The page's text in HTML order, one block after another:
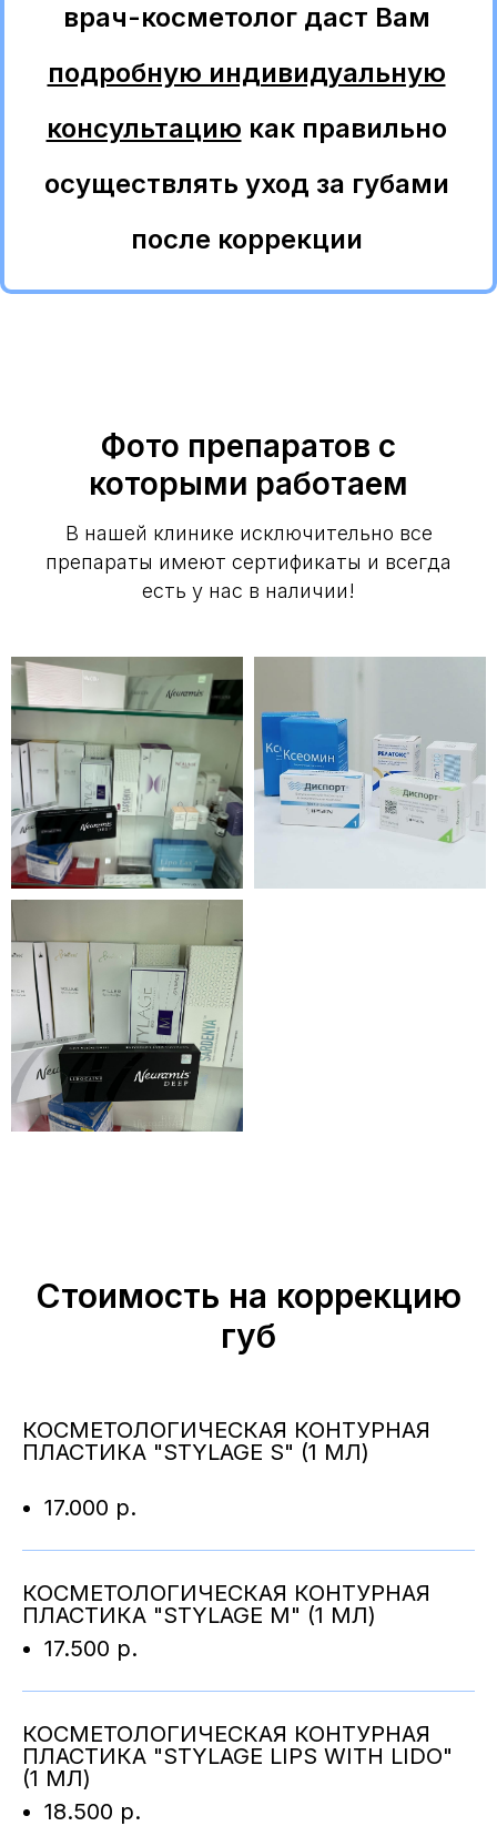
врач-косметолог даст Вам
подробную индивидуальную
консультацию как правильно
осуществлять уход за губами
после коррекции
Фото препаратов с
которыми работаем
В нашей клинике исключительно все
препараты имеют сертификаты и всегда
есть у нас в наличии!
Стоимость на коррекцию
губ
КОСМЕТОЛОГИЧЕСКАЯ КОНТУРНАЯ
ПЛАСТИКА "STYLAGE S" (1 МЛ)
17.000 р.
КОСМЕТОЛОГИЧЕСКАЯ КОНТУРНАЯ
ПЛАСТИКА "STYLAGE M" (1 МЛ)
17.500 р.
КОСМЕТОЛОГИЧЕСКАЯ КОНТУРНАЯ
ПЛАСТИКА "STYLAGE LIPS WITH LIDO"
(1 МЛ)
18.500 р.